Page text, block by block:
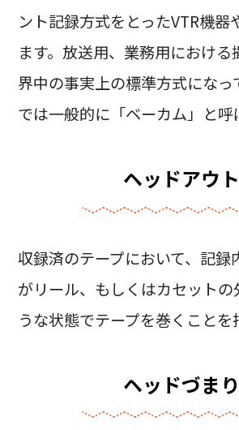
ント記録方式をとったVTR機器
ます。放送用、業務用における
界中の事実上の標準方式になっ
では一般的に「ベーカム」と呼
ヘッドアウト
収録済のテープにおいて、記録
がリール、もしくはカセットの
うな状態でテープを巻くことを
ヘッドづまり